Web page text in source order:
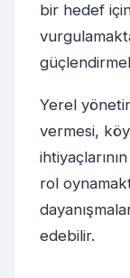
bir hedef için
Yerel
vermesi,
rol
edebilir.